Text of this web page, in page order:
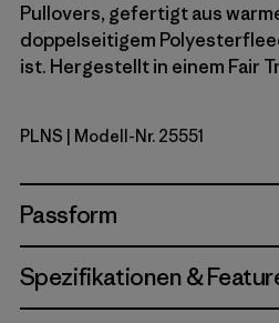
Pullovers, gefertigt aus
doppelseitigem
ist. Hergestellt in einem Fair
Painted Lines: Shore Blue
PLNS | Modell-Nr. 25551
Passform
Spezifikationen &